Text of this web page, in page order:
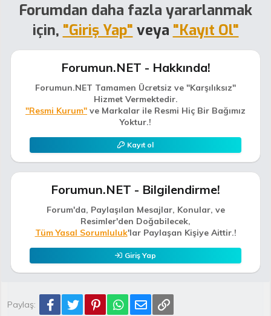
i
e
Forumdan daha fazla yararlanmak
için, "Giriş Yap" veya "Kayıt Ol"
Forumun.NET - Hakkında!
Forumun.NET Tamamen Ücretsiz ve "Karşılıksız"
Hizmet Vermektedir.
"Resmi Kurum" ve Markalar ile Resmi Hiç Bir Bağımız
Yoktur.!
Kayıt ol
Forumun.NET - Bilgilendirme!
Forum'da, Paylaşılan Mesajlar, Konular, ve
Resimler'den Doğabilecek,
Tüm Yasal Sorumluluk'lar Paylaşan Kişiye Aittir.!
Giriş Yap
Paylaş: Facebook
Twitter PinterestWhatsApp
E-posta